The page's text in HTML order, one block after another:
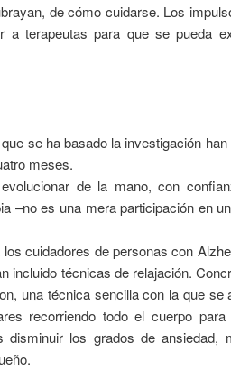
de cómo cuidarse. Los
a terapeutas para que se pueda
se ha basado la investigación
meses.
de la mano, con
–no es una mera participación en
cuidadores de personas con
incluido técnicas de relajación.
una técnica sencilla con la que se
recorriendo todo el cuerpo
los grados de ansiedad,